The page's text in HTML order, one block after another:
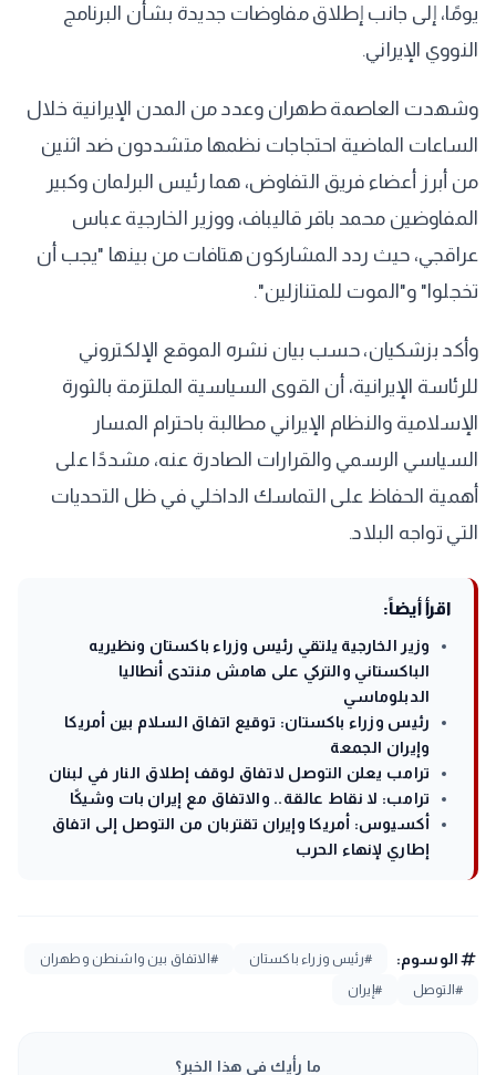
يومًا، إلى جانب إطلاق مفاوضات جديدة بشأن البرنامج
النووي الإيراني.
وشهدت العاصمة طهران وعدد من المدن الإيرانية خلال
الساعات الماضية احتجاجات نظمها متشددون ضد اثنين
من أبرز أعضاء فريق التفاوض، هما رئيس البرلمان وكبير
المفاوضين محمد باقر قاليباف، ووزير الخارجية عباس
عراقجي، حيث ردد المشاركون هتافات من بينها "يجب أن
تخجلوا" و"الموت للمتنازلين".
وأكد بزشكيان، حسب بيان نشره الموقع الإلكتروني
للرئاسة الإيرانية، أن القوى السياسية الملتزمة بالثورة
الإسلامية والنظام الإيراني مطالبة باحترام المسار
السياسي الرسمي والقرارات الصادرة عنه، مشددًا على
أهمية الحفاظ على التماسك الداخلي في ظل التحديات
التي تواجه البلاد.
اقرأ أيضاً:
وزير الخارجية يلتقي رئيس وزراء باكستان ونظيريه
الباكستاني والتركي على هامش منتدى أنطاليا
الدبلوماسي
رئيس وزراء باكستان: توقيع اتفاق السلام بين أمريكا
وإيران الجمعة
ترامب يعلن التوصل لاتفاق لوقف إطلاق النار في لبنان
ترامب: لا نقاط عالقة.. والاتفاق مع إيران بات وشيكًا
أكسيوس: أمريكا وإيران تقتربان من التوصل إلى اتفاق
إطاري لإنهاء الحرب
tagالوسوم: #رئيس وزراء باكستان
#الاتفاق بين واشنطن وطهران
#التوصل
#إيران
ما رأيك في هذا الخبر؟